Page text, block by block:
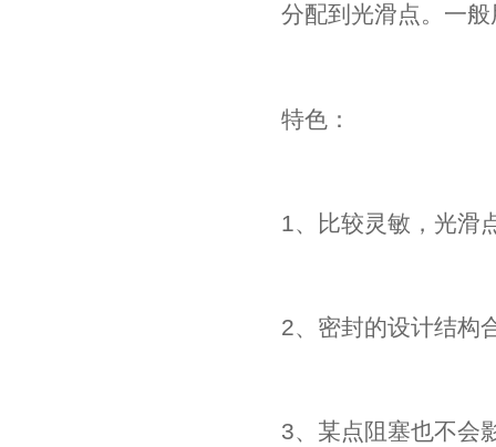
分配到光滑点。一
特色：
1、比较灵敏，光滑
2、密封的设计结构
3、某点阻塞也不会